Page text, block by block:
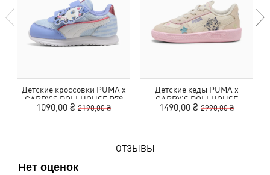
Детские кроссовки PUMA x
GABBY'S DOLLHOUSE R78
Sneakers Toddlers
1090,00 ₴ 2190,00 ₴
Детские кеды PUMA x
GABBY'S DOLLHOUSE
Palermo Sneakers Toddlers
1490,00 ₴ 2990,00 ₴
ОТЗЫВЫ
Нет оценок